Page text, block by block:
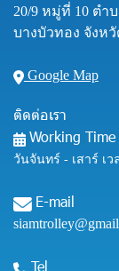
20/9 หมู่ที่ 10 ตำ
บางบัวทอง จังห
Google Map
ติดต่อเรา
Working Time
วันจันทร์ - เสาร์ เว
E-mail
Tel